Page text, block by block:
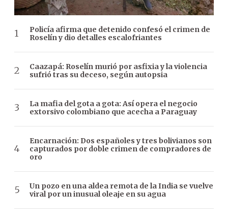
Policía afirma que detenido confesó el crimen de
Roselín y dio detalles escalofriantes
Caazapá: Roselín murió por asfixia y la violencia
sufrió tras su deceso, según autopsia
La mafia del gota a gota: Así opera el negocio
extorsivo colombiano que acecha a Paraguay
Encarnación: Dos españoles y tres bolivianos son
capturados por doble crimen de compradores de
oro
Un pozo en una aldea remota de la India se vuelve
viral por un inusual oleaje en su agua